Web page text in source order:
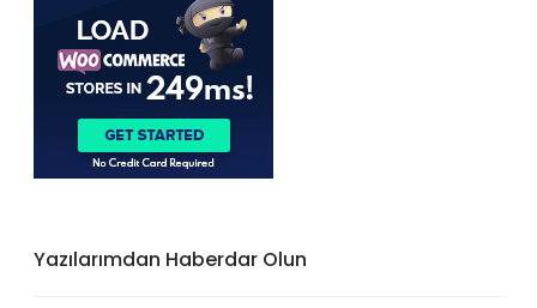
Yazılarımdan Haberdar Olun